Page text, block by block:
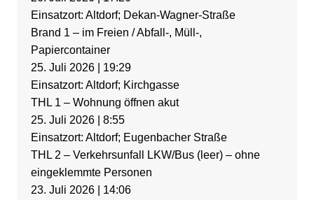
Einsatzort: Altdorf; Dekan-Wagner-Straße
Brand 1 – im Freien / Abfall-, Müll-,
Papiercontainer
25. Juli 2026| 19:29
Einsatzort: Altdorf; Kirchgasse
THL 1 – Wohnung öffnen akut
25. Juli 2026| 8:55
Einsatzort: Altdorf; Eugenbacher Straße
THL 2 – Verkehrsunfall LKW/Bus (leer) – ohne
eingeklemmte Personen
23. Juli 2026| 14:06